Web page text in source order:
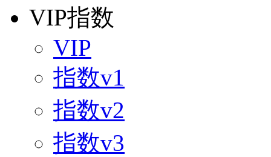
VIP指数
VIP
指数v1
指数v2
指数v3